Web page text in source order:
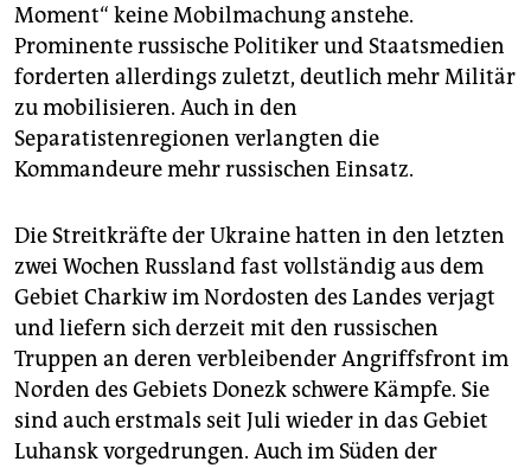
Moment“ keine Mobilmachung anstehe.
Prominente russische Politiker und Staatsmedien
forderten allerdings zuletzt, deutlich mehr Militär
zu mobilisieren. Auch in den
Separatistenregionen verlangten die
Kommandeure mehr russischen Einsatz.
Die Streitkräfte der Ukraine hatten in den letzten
zwei Wochen Russland fast vollständig aus dem
Gebiet Charkiw im Nordosten des Landes verjagt
und liefern sich derzeit mit den russischen
Truppen an deren verbleibender Angriffsfront im
Norden des Gebiets Donezk schwere Kämpfe. Sie
sind auch erstmals seit Juli wieder in das Gebiet
Luhansk vorgedrungen. Auch im Süden der